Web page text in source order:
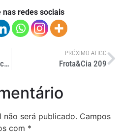
nas redes sociais
Mercado de implementos cresce 6,72% em janeiro
PRÓXIMO ATIGO
Frota&Cia 209
não será publicado. Campos
com *